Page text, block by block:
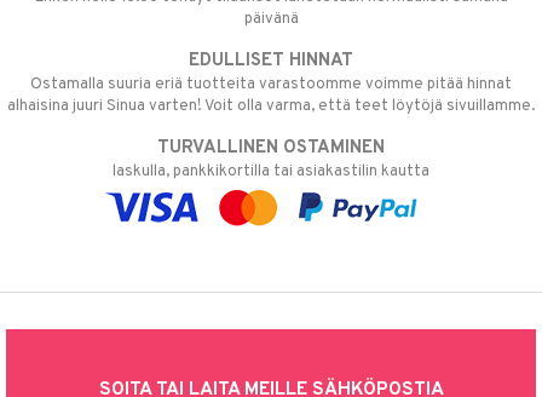
päivänä
EDULLISET HINNAT
Ostamalla suuria eriä tuotteita varastoomme voimme pitää hinnat
alhaisina juuri Sinua varten! Voit olla varma, että teet löytöjä sivuillamme.
TURVALLINEN OSTAMINEN
laskulla, pankkikortilla tai asiakastilin kautta
SOITA TAI LAITA MEILLE SÄHKÖPOSTIA